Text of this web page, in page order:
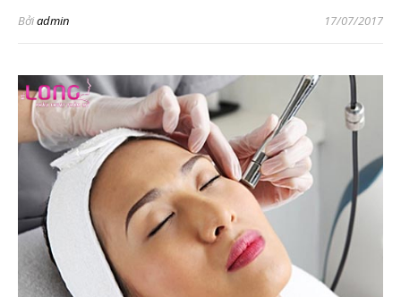
Bởiadmin 17/07/2017